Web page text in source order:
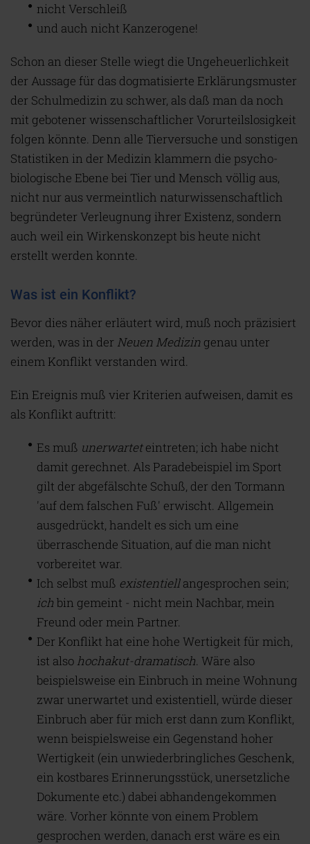
nicht Verschleiß
und auch nicht Kanzerogene!
Schon an dieser Stelle wiegt die Ungeheuerlichkeit
der Aussage für das dogmatisierte Erklärungsmuster
der Schulmedizin zu schwer, als daß man da noch
mit gebotener wissenschaftlicher Vorurteilslosigkeit
folgen könnte. Denn alle Tierversuche und sonstigen
Statistiken in der Medizin klammern die psycho-
biologische Ebene bei Tier und Mensch völlig aus,
nicht nur aus vermeintlich naturwissenschaftlich
begründeter Verleugnung ihrer Existenz, sondern
auch weil ein Wirkenskonzept bis heute nicht
erstellt werden konnte.
Was ist ein Konflikt?
Bevor dies näher erläutert wird, muß noch präzisiert
werden, was in der Neuen Medizin genau unter
einem Konflikt verstanden wird.
Ein Ereignis muß vier Kriterien aufweisen, damit es
als Konflikt auftritt:
Es muß unerwarteteintreten; ich habe nicht
damit gerechnet. Als Paradebeispiel im Sport
gilt der abgefälschte Schuß, der den Tormann
'auf dem falschen Fuß' erwischt. Allgemein
ausgedrückt, handelt es sich um eine
überraschende Situation, auf die man nicht
vorbereitet war.
Ich selbst muß existentiellangesprochen sein;
ich bin gemeint - nicht mein Nachbar, mein
Freund oder mein Partner.
Der Konflikt hat eine hohe Wertigkeit für mich,
ist also hochakut-dramatisch. Wäre also
beispielsweise ein Einbruch in meine Wohnung
zwar unerwartet und existentiell, würde dieser
Einbruch aber für mich erst dann zum Konflikt,
wenn beispielsweise ein Gegenstand hoher
Wertigkeit (ein unwiederbringliches Geschenk,
ein kostbares Erinnerungsstück, unersetzliche
Dokumente etc.) dabei abhandengekommen
wäre. Vorher könnte von einem Problem
gesprochen werden, danach erst wäre es ein